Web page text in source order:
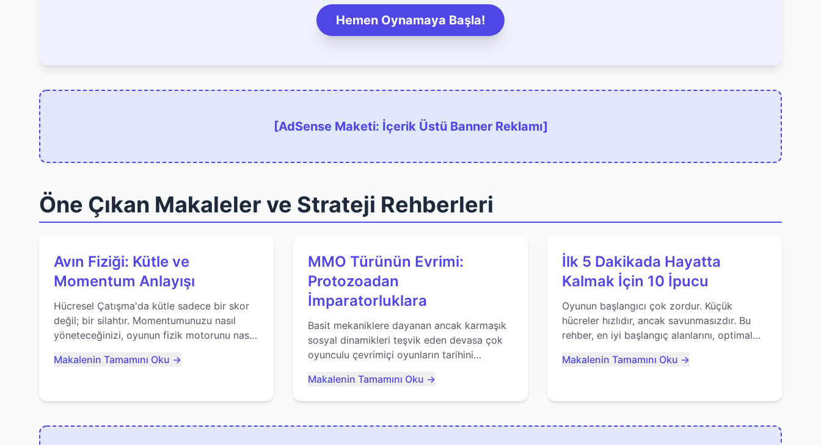
Hemen Oynamaya Başla!
[AdSense Maketi: İçerik Üstü Banner Reklamı]
Öne Çıkan Makaleler ve Strateji Rehberleri
Avın Fiziği: Kütle ve
Momentum Anlayışı
Hücresel Çatışma'da kütle sadece bir skor
değil; bir silahtır. Momentumunuzu nasıl
yöneteceğinizi, oyunun fizik motorunu nasıl
nasıl ustalaşacağınızı öğrenin...
Makalenin Tamamını Oku →
MMO Türünün Evrimi:
Protozoadan
İmparatorluklara
Basit mekaniklere dayanan ancak karmaşık
sosyal dinamikleri teşvik eden devasa çok
oyunculu çevrimiçi oyunların tarihini
bakıyoruz...
Makalenin Tamamını Oku →
İlk 5 Dakikada Hayatta
Kalmak İçin 10 İpucu
Oyunun başlangıcı çok zordur. Küçük
hücreler hızlıdır, ancak savunmasızdır. Bu
rehber, en iyi başlangıç alanlarını, optimal
olmaktan nasıl kaçınacağınızı anlatıyor...
Makalenin Tamamını Oku →